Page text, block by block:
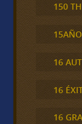
150
16
16
16